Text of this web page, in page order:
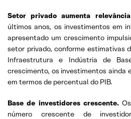
Setor privado aumenta
últimos anos, os investimentos em
apresentado um crescimento
setor privado, conforme estimativas
Infraestrutura e Indústria de
crescimento, os investimentos ainda
em termos de percentual do PIB.
Base de investidores crescente.Os
número crescente de